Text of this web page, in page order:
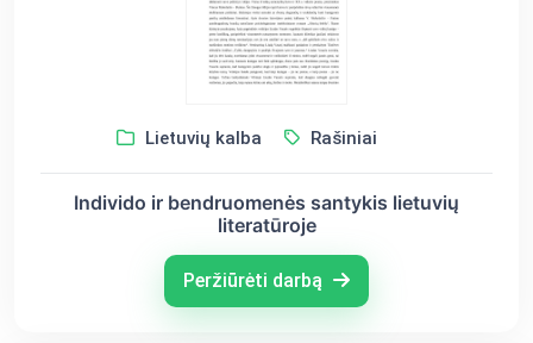
Lietuvių kalba Rašiniai
Individo ir bendruomenės santykis lietuvių
literatūroje
Peržiūrėti darbą